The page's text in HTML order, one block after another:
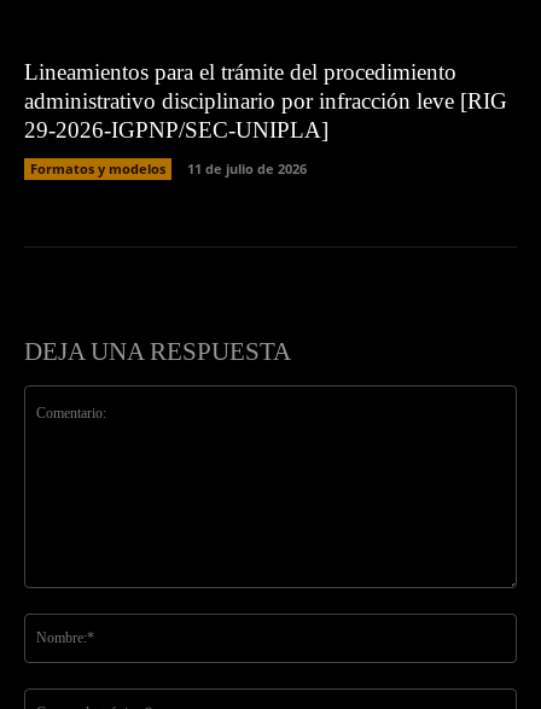
Lineamientos para el trámite del procedimiento
administrativo disciplinario por infracción leve [RIG
29-2026-IGPNP/SEC-UNIPLA]
Formatos y modelos 11 de julio de 2026
DEJA UNA RESPUESTA